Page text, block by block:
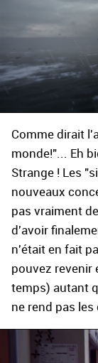
Comme dirait
monde!"... Eh
Strange ! Les
nouveaux
pas vraiment
d'avoir
n'était en fait
pouvez revenir
temps) autant
ne rend pas